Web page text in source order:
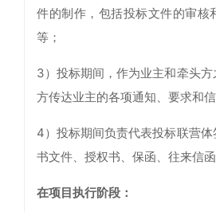
件的制作，包括投标文件的审核
等；
3）投标期间，作为业主和牵头
方传达业主的各项通知、要求和信
4）投标期间负责代表投标联营
书文件、授权书、保函、往来信函
在项目执行阶段：